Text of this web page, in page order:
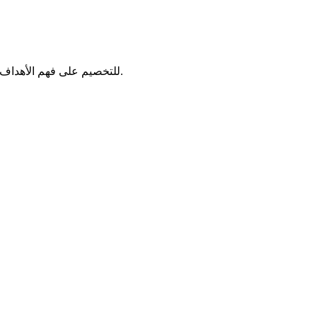
سيعمل معك متخصصو شركة QNB للتخصيم على فهم الأهداف المالية لمؤسستك والعمل على نموها وإيجاد الحلول التي تساعدك على تنمية أعمالك بشكل أكثر كفاءة.